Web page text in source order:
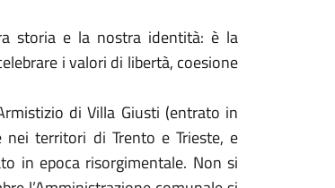
storia e la nostra identità: è la
i valori di libertà, coesione
di Villa Giusti (entrato in
territori di Trento e Trieste, e
in epoca risorgimentale. Non si